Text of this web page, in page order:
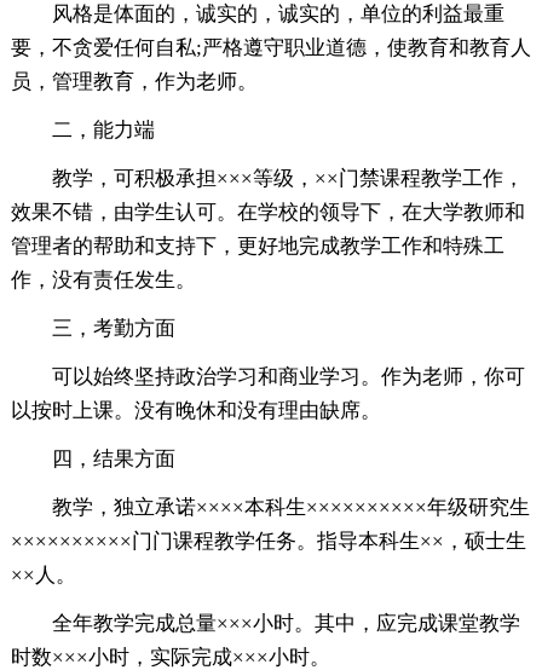
风格是体面的，诚实的，诚实的，单位的利益最重
要，不贪爱任何自私;严格遵守职业道德，使教育和教育人
员，管理教育，作为老师。
二，能力端
教学，可积极承担×××等级，××门禁课程教学工作，
效果不错，由学生认可。在学校的领导下，在大学教师和
管理者的帮助和支持下，更好地完成教学工作和特殊工
作，没有责任发生。
三，考勤方面
可以始终坚持政治学习和商业学习。作为老师，你可
以按时上课。没有晚休和没有理由缺席。
四，结果方面
教学，独立承诺××××本科生××××××××××年级研究生
××××××××××门门课程教学任务。指导本科生××，硕士生
××人。
全年教学完成总量×××小时。其中，应完成课堂教学
时数×××小时，实际完成×××小时。